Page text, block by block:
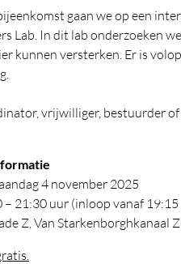
gaan we op een
Lab. In dit lab onderzoeken
kunnen versterken. Er is
vrijwilliger, bestuurder
4 november 2025
21:30 uur (inloop vanaf 19:15
Z, Van Starkenborghkanaal